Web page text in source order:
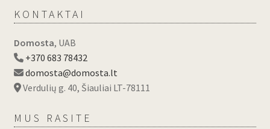
KONTAKTAI
Domosta, UAB
+370 683 78432
domosta@domosta.lt
Verdulių g. 40, Šiauliai LT-78111
MUS RASITE